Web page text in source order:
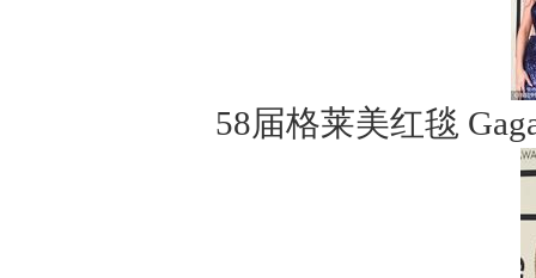
58届格莱美红毯